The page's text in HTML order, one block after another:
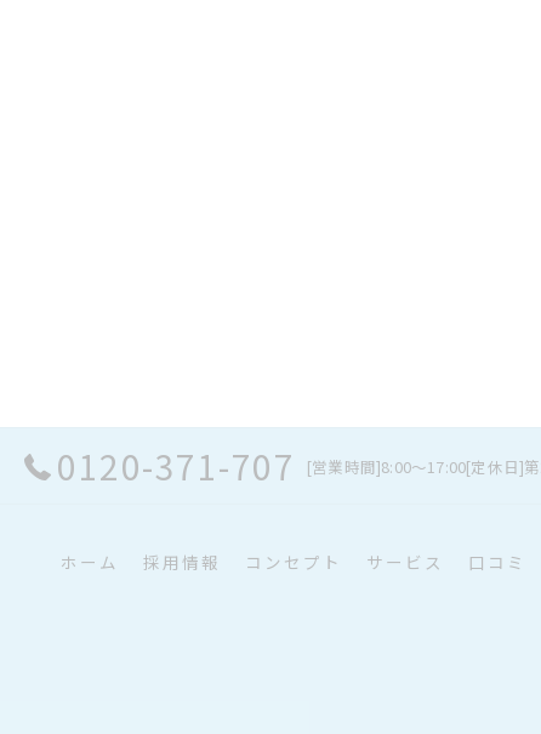
0120-371-707 [営業時間]8:00～17:00[定休日]
ホーム 採用情報 コンセプト サービス 口コミ